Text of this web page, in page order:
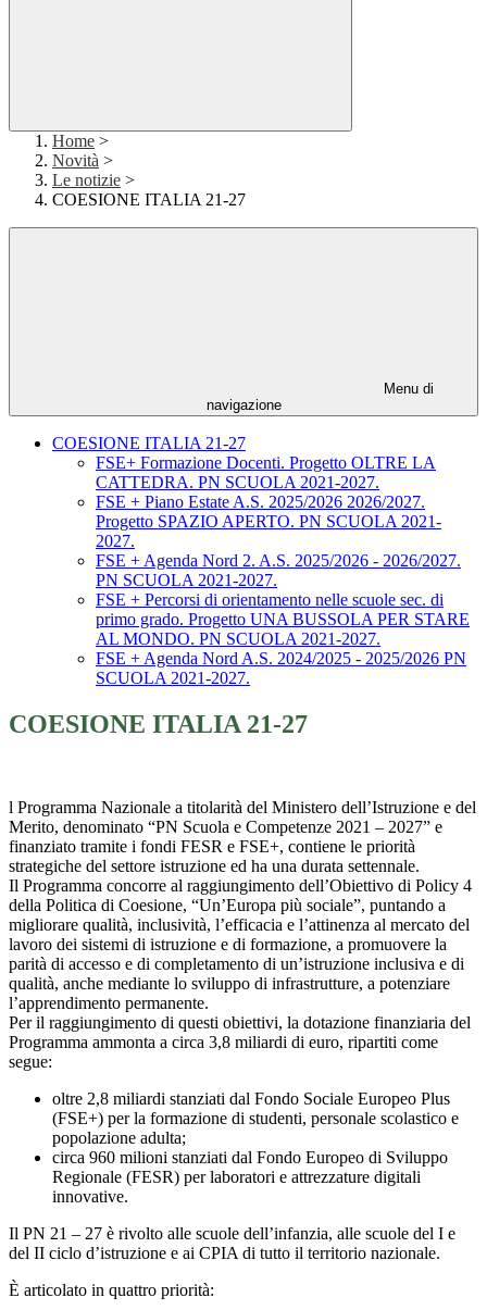
Home >
Novità >
Le notizie >
COESIONE ITALIA 21-27
Menu di
navigazione
COESIONE ITALIA 21-27
FSE+ Formazione Docenti. Progetto OLTRE LA
CATTEDRA. PN SCUOLA 2021-2027.
FSE + Piano Estate A.S. 2025/2026 2026/2027.
Progetto SPAZIO APERTO. PN SCUOLA 2021-
2027.
FSE + Agenda Nord 2. A.S. 2025/2026 - 2026/2027.
PN SCUOLA 2021-2027.
FSE + Percorsi di orientamento nelle scuole sec. di
primo grado. Progetto UNA BUSSOLA PER STARE
AL MONDO. PN SCUOLA 2021-2027.
FSE + Agenda Nord A.S. 2024/2025 - 2025/2026 PN
SCUOLA 2021-2027.
COESIONE ITALIA 21-27
l Programma Nazionale a titolarità del Ministero dell’Istruzione e del
Merito, denominato “PN Scuola e Competenze 2021 – 2027” e
finanziato tramite i fondi FESR e FSE+, contiene le priorità
strategiche del settore istruzione ed ha una durata settennale.
Il Programma concorre al raggiungimento dell’Obiettivo di Policy 4
della Politica di Coesione, “Un’Europa più sociale”, puntando a
migliorare qualità, inclusività, l’efficacia e l’attinenza al mercato del
lavoro dei sistemi di istruzione e di formazione, a promuovere la
parità di accesso e di completamento di un’istruzione inclusiva e di
qualità, anche mediante lo sviluppo di infrastrutture, a potenziare
l’apprendimento permanente.
Per il raggiungimento di questi obiettivi, la dotazione finanziaria del
Programma ammonta a circa 3,8 miliardi di euro, ripartiti come
segue:
oltre 2,8 miliardi stanziati dal Fondo Sociale Europeo Plus
(FSE+) per la formazione di studenti, personale scolastico e
popolazione adulta;
circa 960 milioni stanziati dal Fondo Europeo di Sviluppo
Regionale (FESR) per laboratori e attrezzature digitali
innovative.
Il PN 21 – 27 è rivolto alle scuole dell’infanzia, alle scuole del I e
del II ciclo d’istruzione e ai CPIA di tutto il territorio nazionale.
È articolato in quattro priorità: